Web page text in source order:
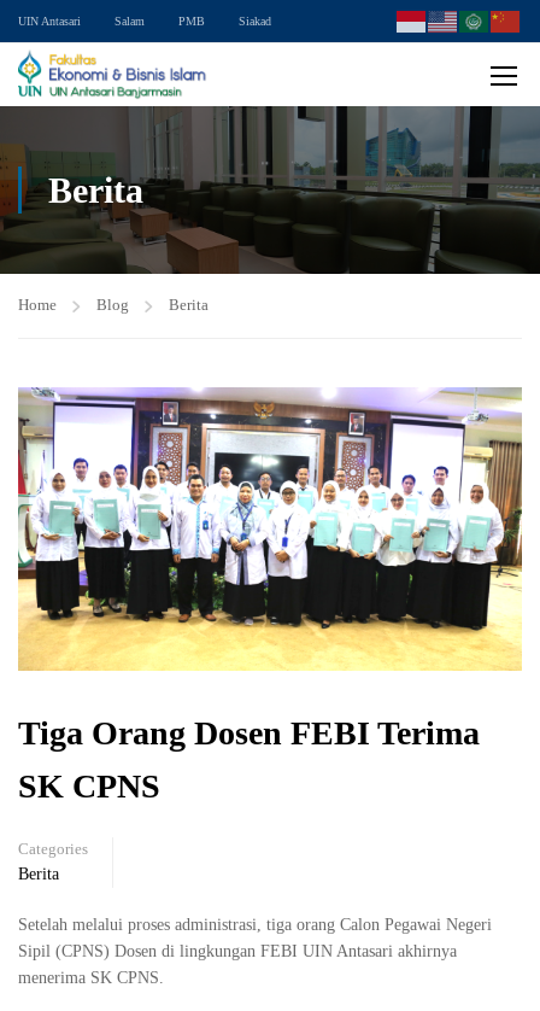
UIN Antasari Salam PMB Siakad
Berita
Home Blog Berita
Tiga Orang Dosen FEBI Terima
SK CPNS
Categories
Berita
Setelah melalui proses administrasi, tiga orang Calon Pegawai Negeri
Sipil (CPNS) Dosen di lingkungan FEBI UIN Antasari akhirnya
menerima SK CPNS.